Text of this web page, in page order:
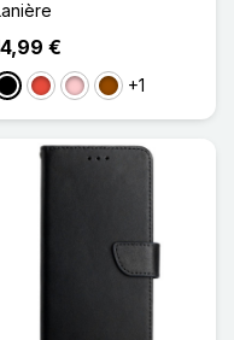
€
RougeRoseMarron
+1